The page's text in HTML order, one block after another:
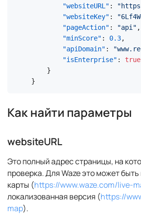
"websiteURL" :
"websiteKey" :
"pageAction" : "api" ,
"minScore" : 0.3,
"apiDomain" :
"isEnterprise" :
true
}
}
Как найти параметры
websiteURL
Это полный адрес страницы, на
проверка. Для Waze это может
карты (https://www.waze.com/live-
локализованная версия (https://
map).